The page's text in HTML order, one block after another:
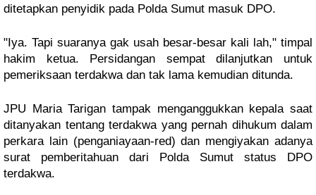
ditetapkan penyidik pada Polda Sumut masuk DPO.
"Iya. Tapi suaranya gak usah besar-besar kali lah," timpal
hakim ketua. Persidangan sempat dilanjutkan untuk
pemeriksaan terdakwa dan tak lama kemudian ditunda.
JPU Maria Tarigan tampak menganggukkan kepala saat
ditanyakan tentang terdakwa yang pernah dihukum dalam
perkara lain (penganiayaan-red) dan mengiyakan adanya
surat pemberitahuan dari Polda Sumut status DPO
terdakwa.